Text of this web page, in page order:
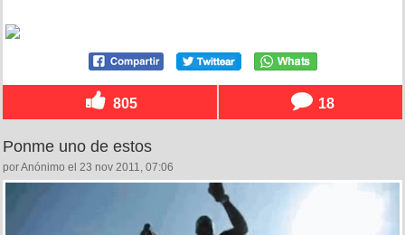
805 18
Ponme uno de estos
por Anónimo el 23 nov 2011, 07:06